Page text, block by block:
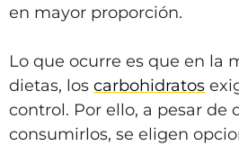
en mayor proporción.
Lo que ocurre es que en la
dietas, los carbohidratos
control. Por ello, a pesar de
consumirlos, se eligen